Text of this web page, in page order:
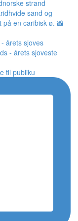
årets sjoves
til publiku